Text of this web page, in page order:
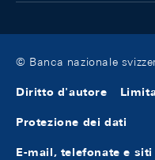
© Banca nazionale
Diritto d'autore
Protezione dei dati
E-mail, telefonate e